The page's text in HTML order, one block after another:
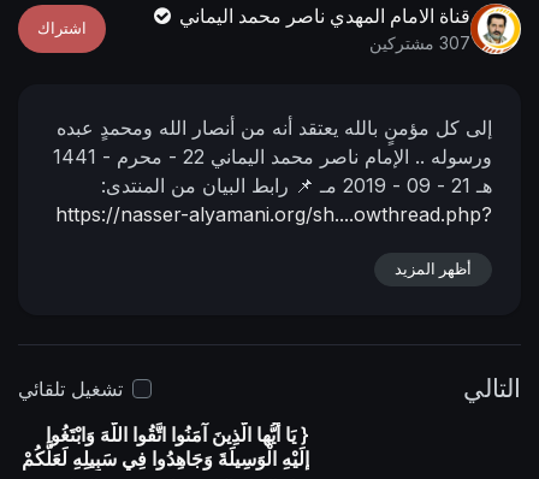
s
قناة الامام المهدي ناصر محمد اليماني
307 مشتركين
اشتراك
إلى كل مؤمنٍ بالله يعتقد أنه من أنصار الله ومحمدٍ عبده
ورسوله .. الإمام ناصر محمد اليماني
22 - محرم - 1441
هـ 21 - 09 - 2019 مـ
📌 رابط البيان من المنتدى:
https://nasser-alyamani.org/sh....owthread.php?
أظهر المزيد
التالي
تشغيل تلقائي
{ يَا أيُّها الَّذِينَ آمَنُوا اتَّقُوا اللَّهَ وَابْتَغُوا
إِلَيْهِ الْوَسِيلَةَ وَجَاهِدُوا فِي سَبِيلِهِ لَعَلَّكُمْ